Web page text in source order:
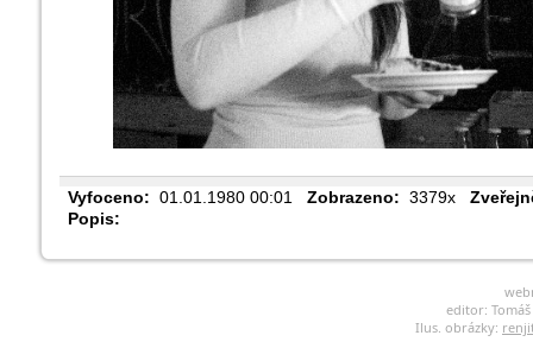
Vyfoceno: 01.01.1980 00:01 Zobrazeno: 3379x
Popis:
editor:
Ilus. obrázky: